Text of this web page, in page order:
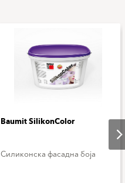
Baumit SilikonColor
Силиконска фасадна боја